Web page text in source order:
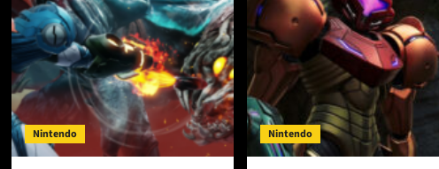
Nintendo Nintendo